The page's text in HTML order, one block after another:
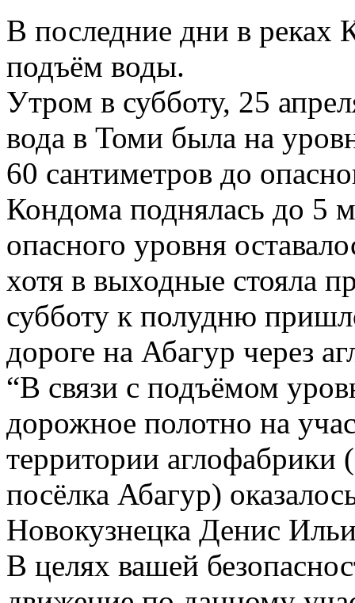
В последние дни в реках
подъём воды.
Утром в субботу, 25
вода в Томи была на
60 сантиметров до
Кондома поднялась до 5
опасного уровня
хотя в выходные стояла
субботу к полудню
дороге на Абагур через
“В связи с подъёмом
дорожное полотно на
территории аглофабрики
посёлка Абагур)
Новокузнецка Денис
В целях вашей